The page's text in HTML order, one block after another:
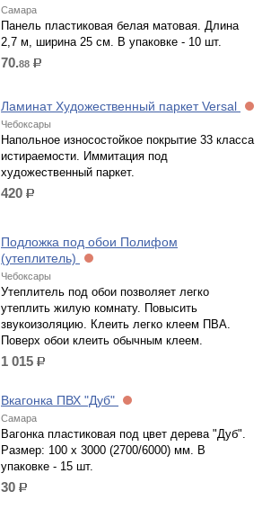
Самара
Панель пластиковая белая матовая. Длина
2,7 м, ширина 25 см. В упаковке - 10 шт.
70.88 р.
Ламинат Художественный паркет Versal
Чебоксары
Напольное износостойкое покрытие 33 класса
истираемости. Иммитация под
художественный паркет.
420 р.
Подложка под обои Полифом
(утеплитель)
Чебоксары
Утеплитель под обои позволяет легко
утеплить жилую комнату. Повысить
звукоизоляцию. Клеить легко клеем ПВА.
Поверх обои клеить обычным клеем.
1 015 р.
Вкагонка ПВХ "Дуб"
Самара
Вагонка пластиковая под цвет дерева "Дуб".
Размер: 100 x 3000 (2700/6000) мм. В
упаковке - 15 шт.
30 р.